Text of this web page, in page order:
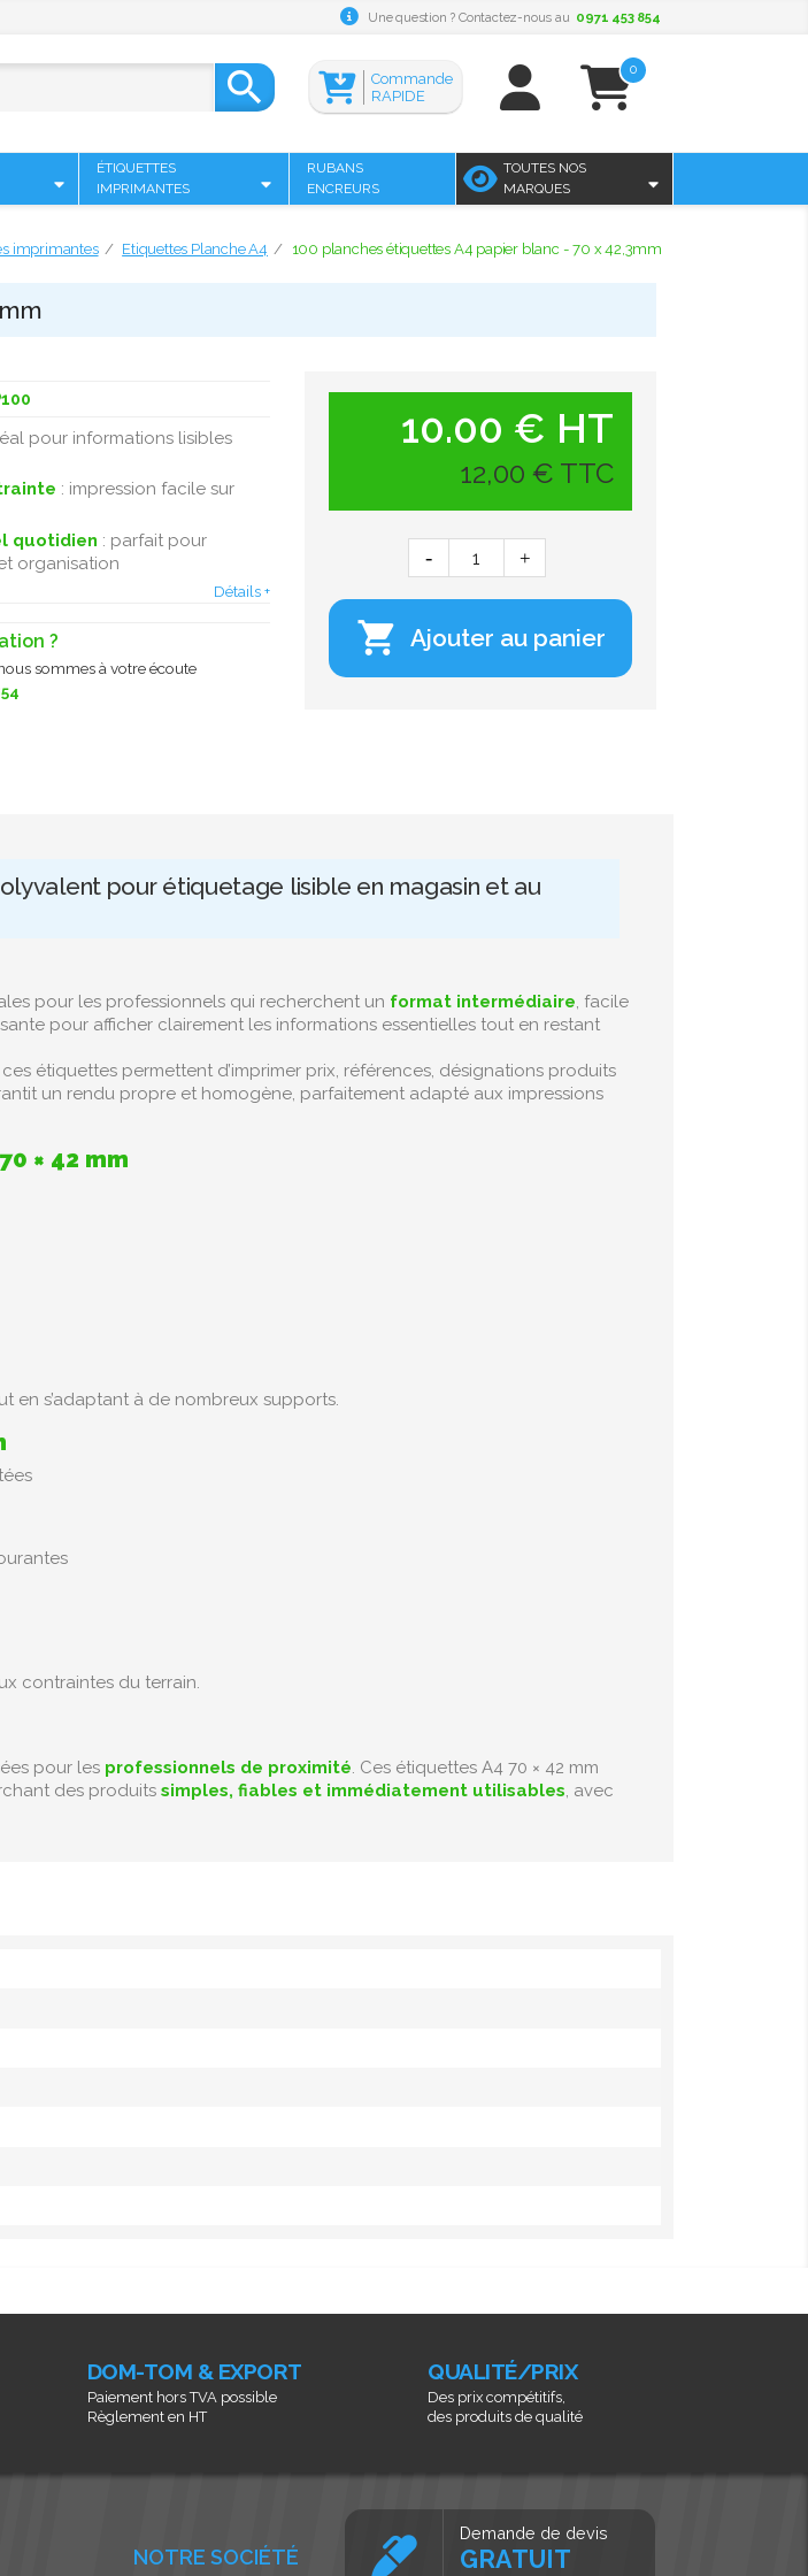
Une question ? Contactez-nous au 0971 453 854
 0
Commande
RAPIDE
ÉTIQUETTES
IMPRIMANTES
RUBANS
ENCREURS
TOUTES NOS
MARQUES
imprimantes Etiquettes Planche A4 100 planches étiquettes A4 papier blanc - 70 x 42,3mm
pour informations lisibles
: impression facile sur
quotidien : parfait pour
organisation
Détails +
?
sommes à votre écoute
10.00 € HT
12,00 € TTC
 Ajouter au panier
pour étiquetage lisible en magasin et au
pour les professionnels qui recherchent un format intermédiaire, facile
pour afficher clairement les informations essentielles tout en restant
ces étiquettes permettent d’imprimer prix, références, désignations produits
un rendu propre et homogène, parfaitement adapté aux impressions
70 × 42 mm
en s’adaptant à de nombreux supports.
contraintes du terrain.
pour les professionnels de proximité. Ces étiquettes A4 70 × 42 mm
des produits simples, fiables et immédiatement utilisables, avec
DOM-TOM & EXPORT
Paiement hors TVA possible
Règlement en HT
QUALITÉ/PRIX
Des prix compétitifs,
des produits de qualité
NOTRE SOCIÉTÉ
Demande de devis
GRATUIT